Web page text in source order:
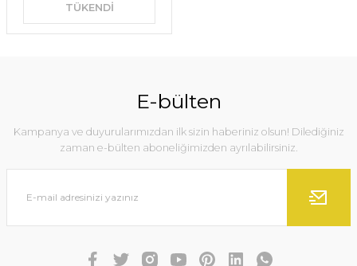
TÜKENDİ
E-bülten
Kampanya ve duyurularımızdan ilk sizin haberiniz olsun! Dilediğiniz
zaman e-bülten aboneliğimizden ayrılabilirsiniz.